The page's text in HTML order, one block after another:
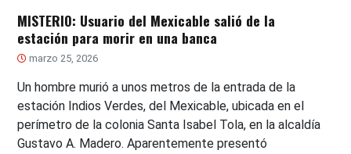
MISTERIO: Usuario del Mexicable salió de la
estación para morir en una banca
marzo 25, 2026
Un hombre murió a unos metros de la entrada de la
estación Indios Verdes, del Mexicable, ubicada en el
perímetro de la colonia Santa Isabel Tola, en la alcaldía
Gustavo A. Madero. Aparentemente presentó